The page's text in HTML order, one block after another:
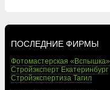
ПОСЛЕДНИЕ ФИРМЫ
Фотомастерская «Вспышка»
Стройэксперт Екатеринбург
Стройэкспертиза Тагил